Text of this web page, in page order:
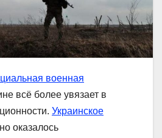
военная
всё более увязает в
Украинское
оказалось